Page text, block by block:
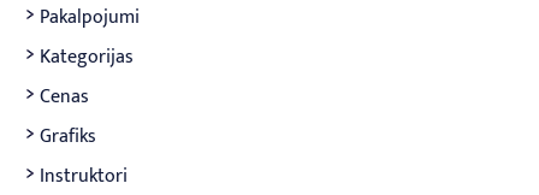
Pakalpojumi
Kategorijas
Cenas
Grafiks
Instruktori